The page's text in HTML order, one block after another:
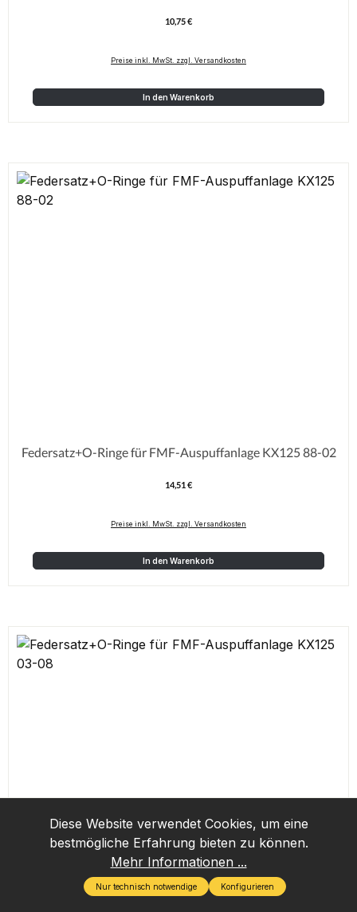
Regulärer Preis:
10,75 €
Preise inkl. MwSt. zzgl. Versandkosten
In den Warenkorb
Federsatz+O-Ringe für FMF-Auspuffanlage KX125 88-02
Regulärer Preis:
14,51 €
Preise inkl. MwSt. zzgl. Versandkosten
In den Warenkorb
Diese Website verwendet Cookies, um eine
bestmögliche Erfahrung bieten zu können.
Mehr Informationen ...
Nur technisch notwendige Konfigurieren